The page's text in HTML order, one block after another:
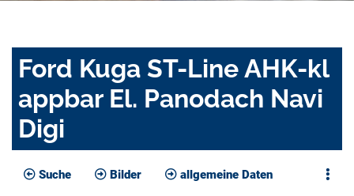
Ford Kuga ST-Line AHK-kl
appbar El. Panodach Navi
Digi
Suche Bilder allgemeine Daten